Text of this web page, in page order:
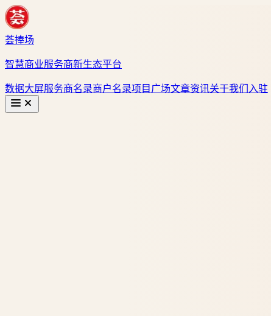
荟捧场
智慧商业服务商新生态平台
数据大屏服务商名录商户名录项目广场文章资讯关于我们 入驻